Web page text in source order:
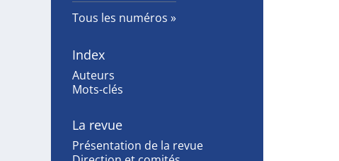
Tous les numéros
Index
Auteurs
Mots-clés
La revue
Présentation de la revue